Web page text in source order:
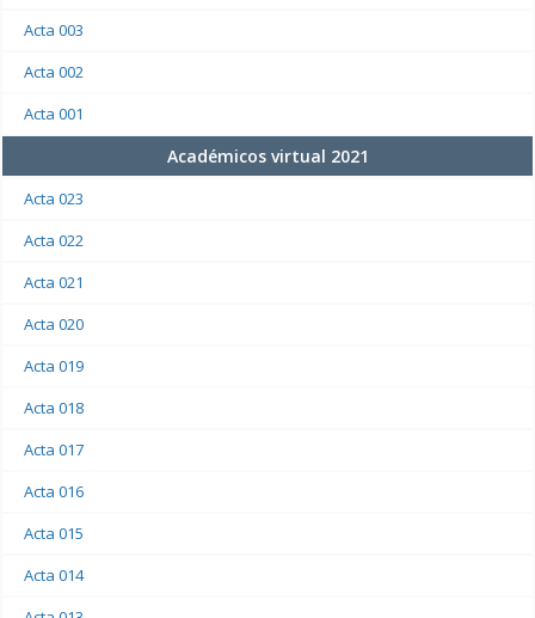
Acta 003
Acta 002
Acta 001
Académicos virtual 2021
Acta 023
Acta 022
Acta 021
Acta 020
Acta 019
Acta 018
Acta 017
Acta 016
Acta 015
Acta 014